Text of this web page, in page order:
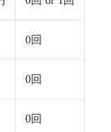
0回
0回
0回